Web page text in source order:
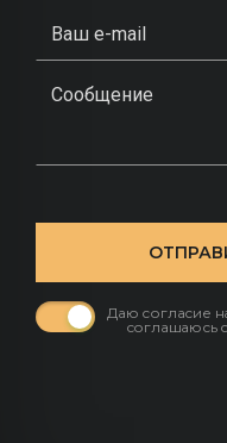
Даю согласие
соглашаюсь с